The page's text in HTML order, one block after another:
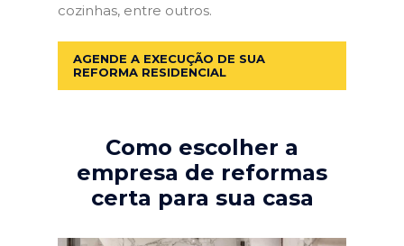
cozinhas, entre outros.
AGENDE A EXECUÇÃO DE SUA
REFORMA RESIDENCIAL
Como escolher a
empresa de reformas
certa para sua casa